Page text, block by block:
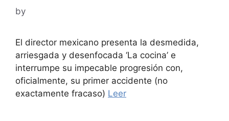
by
El director mexicano presenta la desmedida,
arriesgada y desenfocada ‘La cocina’ e
interrumpe su impecable progresión con,
oficialmente, su primer accidente (no
exactamente fracaso) Leer